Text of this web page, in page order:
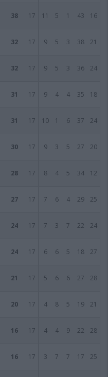
38 17 11 5 1 43 16
32 17 9 5 3 38 21
32 17 9 5 3 36 24
31 17 9 4 4 35 18
31 17 10 1 6 37 24
30 17 9 3 5 27 20
28 17 8 4 5 34 12
27 17 7 6 4 29 25
24 17 7 3 7 22 24
24 17 6 6 5 18 27
21 17 5 6 6 27 28
20 17 4 8 5 19 21
16 17 4 4 9 22 28
16 17 3 7 7 17 25